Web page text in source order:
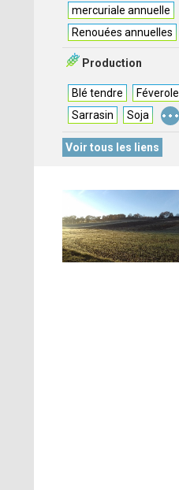
mercuriale annuelle
Renouées annuelles
Production
Blé tendre Féverole
Sarrasin
Soja ...
Voir tous les liens